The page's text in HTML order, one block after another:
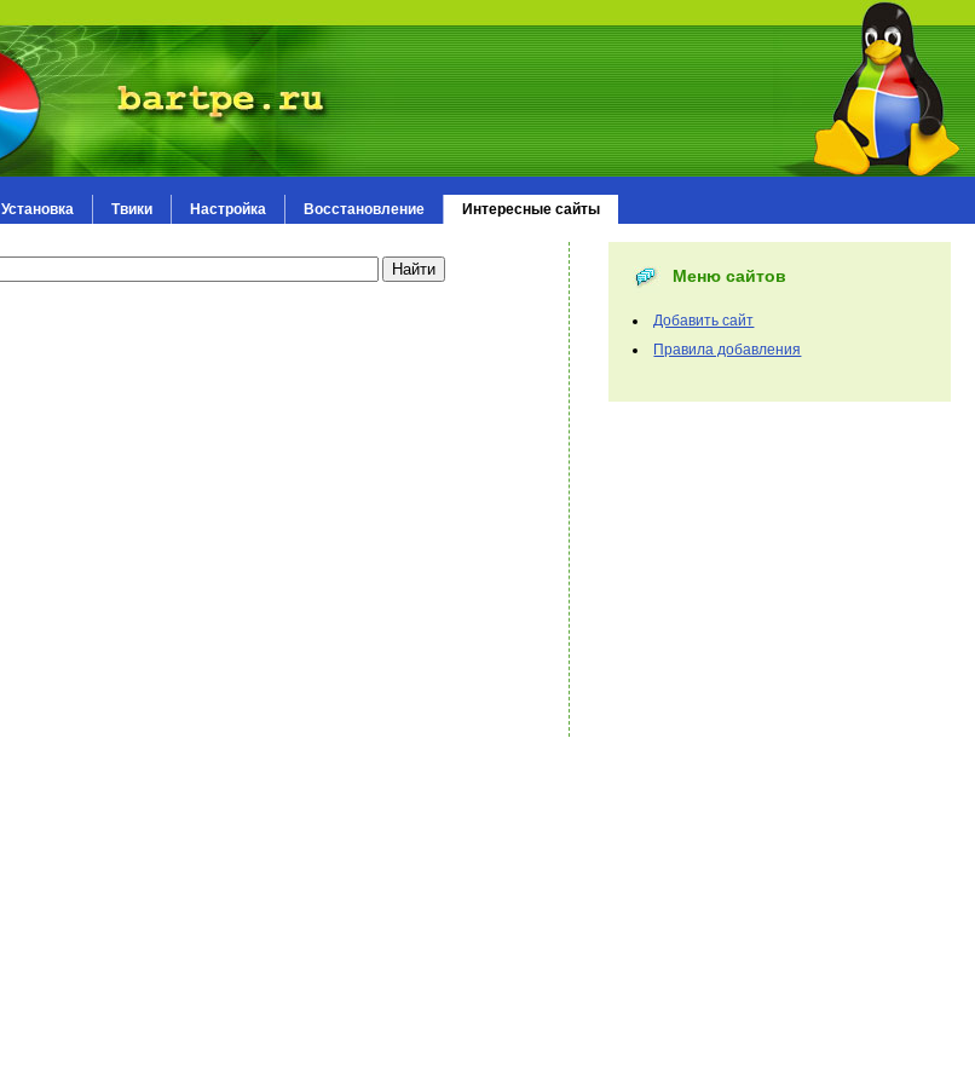
Установка Твики Настройка Восстановление Интересные сайты
Меню сайтов
Добавить сайт
Правила добавления